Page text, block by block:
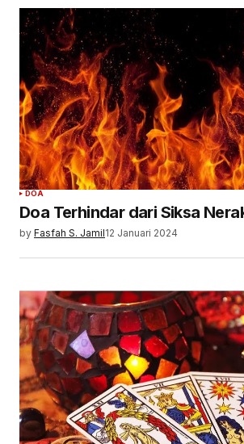
DOA
Doa Terhindar dari Siksa
by Fasfah S. Jamil12 Januari 2024